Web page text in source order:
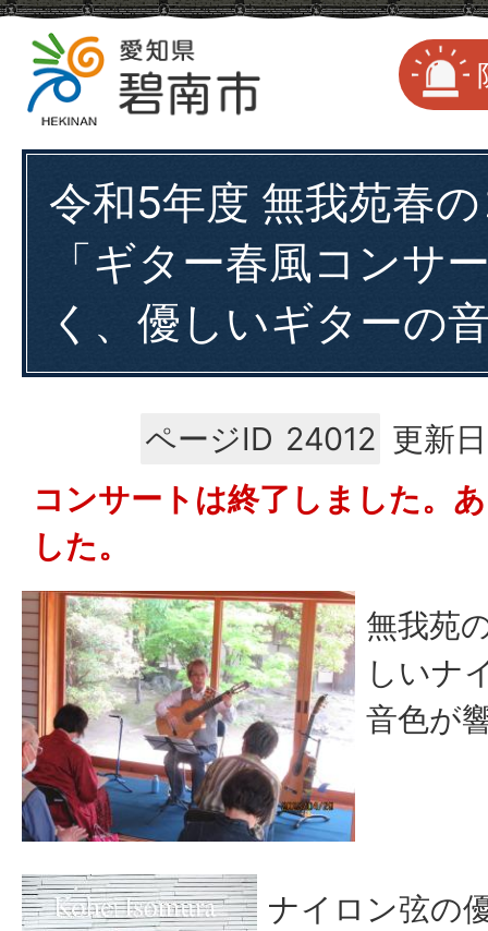
令和5年度 無我苑春
「ギター春風コンサ
く、優しいギターの
ページID 24012 更新
コンサートは終了しました。
した。
無我苑
しいナ
音色が
ナイロン弦の